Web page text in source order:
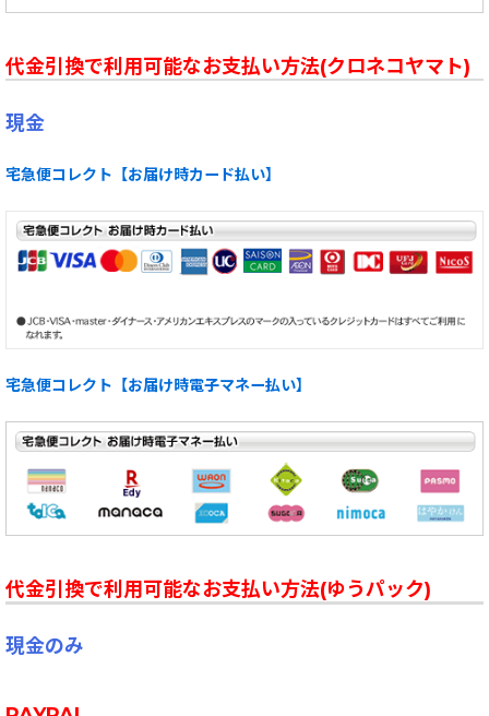
代金引換で利用可能なお支払い方法(クロネコヤマト)
現金
宅急便コレクト【お届け時カード払い】
宅急便コレクト【お届け時電子マネー払い】
代金引換で利用可能なお支払い方法(ゆうパック)
現金のみ